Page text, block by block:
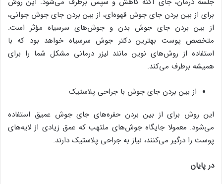
برای از بین بردن جای جوش قهوه‌ای، از بین بردن جای جوش جوانی،
از بین بردن جای جوش بدن و جوش‌های سرسیاه مؤثر است.
متخصص پوست بهترین دکتر جوش سرسیاه خواهد بود که با
استفاده از روش‌های نوین مانند لیزر درمانی مشکل شما را برای
همیشه برطرف می‌کند.
از بین بردن جای جوش با جراحی پلاستیک
این روش برای از بین بردن حفره‌های جای جوش عمیق استفاده
می‌شود. معمولا جایگاه جوش‌های ملتهب که عمق زیادی از لایه‌های
پوست را درگیر می‌کنند، نیاز به جراحی پلاستیک دارند.
در پایان